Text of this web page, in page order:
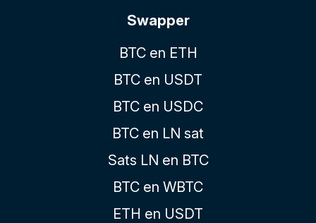
Swapper
BTC en ETH
BTC en USDT
BTC en USDC
BTC en LN sat
Sats LN en BTC
BTC en WBTC
ETH en USDT